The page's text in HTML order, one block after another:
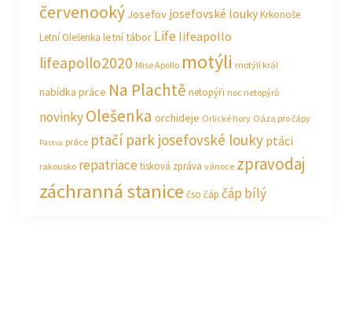
červenooký Josefov josefovské loukyKrkonoše
Letní Olešenka letní tábor Life lifeapollo
lifeapollo2020 Mise Apollo motýli motýlí král
nabídka práce Na Plachtě netopýři noc netopýrů
novinkyOlešenka orchideje Orlické hory Oáza pro čápy
Pastva práce ptačí park josefovské louky ptáci
rakousko repatriacetisková zpráva vánoce zpravodaj
záchranná stanice čso čáp čáp bílý